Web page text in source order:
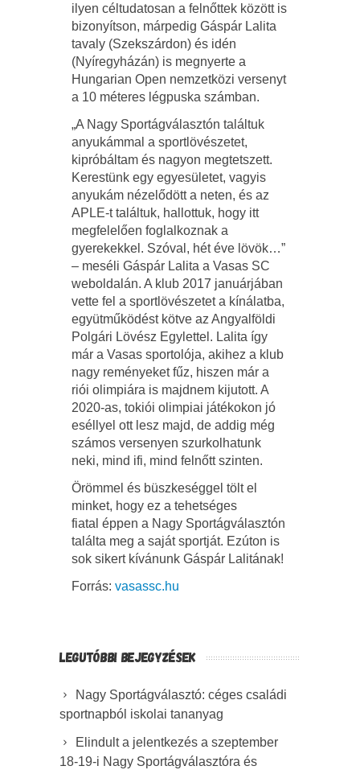
ilyen céltudatosan a felnőttek között is
bizonyítson, márpedig Gáspár Lalita
tavaly (Szekszárdon) és idén
(Nyíregyházán) is megnyerte a
Hungarian Open nemzetközi versenyt
a 10 méteres légpuska számban.
„A Nagy Sportágválasztón találtuk
anyukámmal a sportlövészetet,
kipróbáltam és nagyon megtetszett.
Kerestünk egy egyesületet, vagyis
anyukám nézelődött a neten, és az
APLE-t találtuk, hallottuk, hogy itt
megfelelően foglalkoznak a
gyerekekkel. Szóval, hét éve lövök…”
– meséli Gáspár Lalita a Vasas SC
weboldalán. A klub 2017 januárjában
vette fel a sportlövészetet a kínálatba,
együtműködést kötve az Angyalföldi
Polgári Lövész Egylettel. Lalita így
már a Vasas sportolója, akihez a klub
nagy reményeket fűz, hiszen már a
riói olimpiára is majdnem kijutott. A
2020-as, tokiói olimpiai játékokon jó
eséllyel ott lesz majd, de addig még
számos versenyen szurkolhatunk
neki, mind ifi, mind felnőtt szinten.
Örömmel és büszkeséggel tölt el
minket, hogy ez a tehetséges
fiatal éppen a Nagy Sportágválasztón
találta meg a saját sportját. Ezúton is
sok sikert kívánunk Gáspár Lalitának!
Forrás: vasassc.hu
LEGUTÓBBI BEJEGYZÉSEK
Nagy Sportágválasztó: céges családi
sportnapból iskolai tananyag
Elindult a jelentkezés a szeptember
18-19-i Nagy Sportágválasztóra és